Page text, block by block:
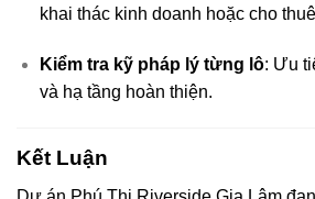
khai thác kinh doanh hoặc cho
Kiểm tra kỹ pháp lý từng lô: Ưu
và hạ tầng hoàn thiện.
Kết Luận